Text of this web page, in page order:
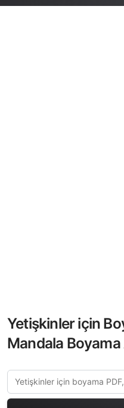
Yetişkinler için
Mandala